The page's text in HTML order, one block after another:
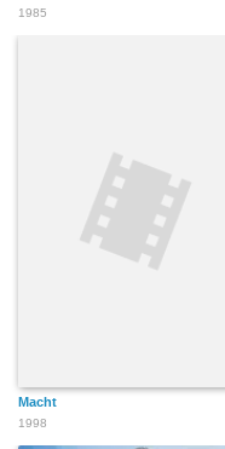
1985
Macht
1998